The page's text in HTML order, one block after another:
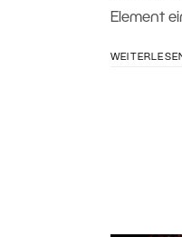
Element